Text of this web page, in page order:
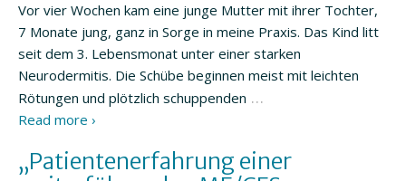
Vor vier Wochen kam eine junge Mutter mit ihrer Tochter,
7 Monate jung, ganz in Sorge in meine Praxis. Das Kind litt
seit dem 3. Lebensmonat unter einer starken
Neurodermitis. Die Schübe beginnen meist mit leichten
Rötungen und plötzlich schuppenden …
Read more ›
„Patientenerfahrung einer